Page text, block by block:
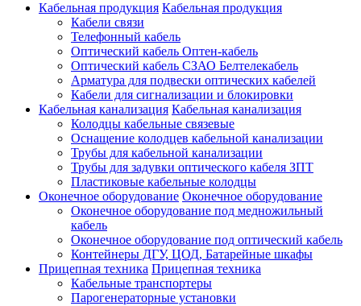
Кабельная продукция Кабельная продукция
Кабели связи
Телефонный кабель
Оптический кабель Оптен-кабель
Оптический кабель СЗАО Белтелекабель
Арматура для подвески оптических кабелей
Кабели для сигнализации и блокировки
Кабельная канализация Кабельная канализация
Колодцы кабельные связевые
Оснащение колодцев кабельной канализации
Трубы для кабельной канализации
Трубы для задувки оптического кабеля ЗПТ
Пластиковые кабельные колодцы
Оконечное оборудование Оконечное оборудование
Оконечное оборудование под медножильный
кабель
Оконечное оборудование под оптический кабель
Контейнеры ДГУ, ЦОД, Батарейные шкафы
Прицепная техника Прицепная техника
Кабельные транспортеры
Парогенераторные установки